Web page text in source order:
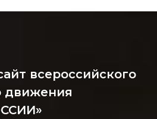
всероссийского
движения